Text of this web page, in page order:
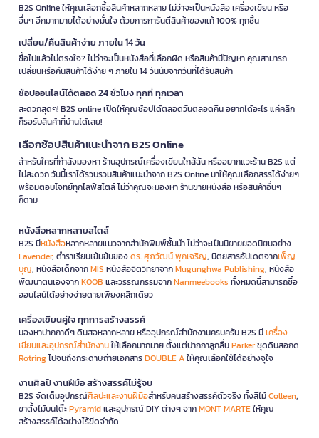
B2S Online ให้คุณเลือกซื้อสินค้าหลากหลาย ไม่ว่าจะเป็นหนังสือ เครื่องเขียน หรือ
อื่นๆ อีกมากมายได้อย่างมั่นใจ ด้วยการการันตีสินค้าของแท้ 100% ทุกชิ้น
เปลี่ยน/คืนสินค้าง่าย ภายใน 14 วัน
ซื้อไปแล้วไม่ตรงใจ? ไม่ว่าจะเป็นหนังสือที่เลือกผิด หรือสินค้ามีปัญหา คุณสามารถ
เปลี่ยนหรือคืนสินค้าได้ง่าย ๆ ภายใน 14 วันนับจากวันที่ได้รับสินค้า
ช้อปออนไลน์ได้ตลอด 24 ชั่วโมง ทุกที่ ทุกเวลา
สะดวกสุดๆ! B2S online เปิดให้คุณช้อปได้ตลอดวันตลอดคืน อยากได้อะไร แค่คลิก
ก็รอรับสินค้าที่บ้านได้เลย!
เลือกช้อปสินค้าแนะนำจาก B2S Online
สำหรับใครที่กำลังมองหา ร้านอุปกรณ์เครื่องเขียนใกล้ฉัน หรืออยากแวะร้าน B2S แต่
ไม่สะดวก วันนี้เราได้รวบรวมสินค้าแนะนำจาก B2S Online มาให้คุณเลือกสรรได้ง่ายๆ
พร้อมตอบโจทย์ทุกไลฟ์สไตล์ ไม่ว่าคุณจะมองหา ร้านขายหนังสือ หรือสินค้าอื่นๆ
ก็ตาม
หนังสือหลากหลายสไตล์
B2S มีหนังสือหลากหลายแนวจากสำนักพิมพ์ชั้นนำ ไม่ว่าจะเป็นนิยายยอดนิยมอย่าง
Lavender, ตำราเรียนเข้มข้นของดร. ศุภวัฒน์ พุกเจริญ, นิตยสารอัปเดตจากเพ็ญ
บุญ, หนังสือเด็กจากMIS หนังสือจิตวิทยาจากMugunghwa Publishing, หนังสือ
พัฒนาตนเองจากKOOB และวรรณกรรมจากNanmeebooks ทั้งหมดนี้สามารถซื้อ
ออนไลน์ได้อย่างง่ายดายเพียงคลิกเดียว
เครื่องเขียนคู่ใจ ทุกการสร้างสรรค์
มองหาปากกาดีๆ ดินสอหลากหลาย หรืออุปกรณ์สำนักงานครบครัน B2S มีเครื่อง
เขียนและอุปกรณ์สำนักงานให้เลือกมากมาย ตั้งแต่ปากกาลูกลื่นParkerชุดดินสอกด
Rotringไปจนถึงกระดาษถ่ายเอกสารDOUBLE Aให้คุณเลือกใช้ได้อย่างจุใจ
งานศิลป์ งานฝีมือ สร้างสรรค์ไม่รู้จบ
B2S จัดเต็มอุปกรณ์ศิลปะและงานฝีมือสำหรับคนสร้างสรรค์ตัวจริง ทั้งสีไม้Colleen,
ขาตั้งไม้บนโต๊ะPyramidและอุปกรณ์ DIY ต่างๆ จากMONT MARTEให้คุณ
สร้างสรรค์ได้อย่างไร้ขีดจำกัด